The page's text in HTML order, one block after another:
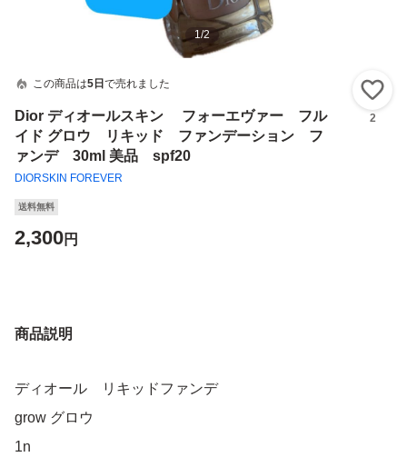
1/2
この商品は5日 で売れました
Dior ディオールスキン フォーエヴァー フル
イド グロウ リキッド ファンデーション フ
ァンデ 30ml 美品 spf20
DIORSKIN FOREVER
2
送料無料
2,300円
商品説明
ディオール リキッドファンデ
grow グロウ
1n